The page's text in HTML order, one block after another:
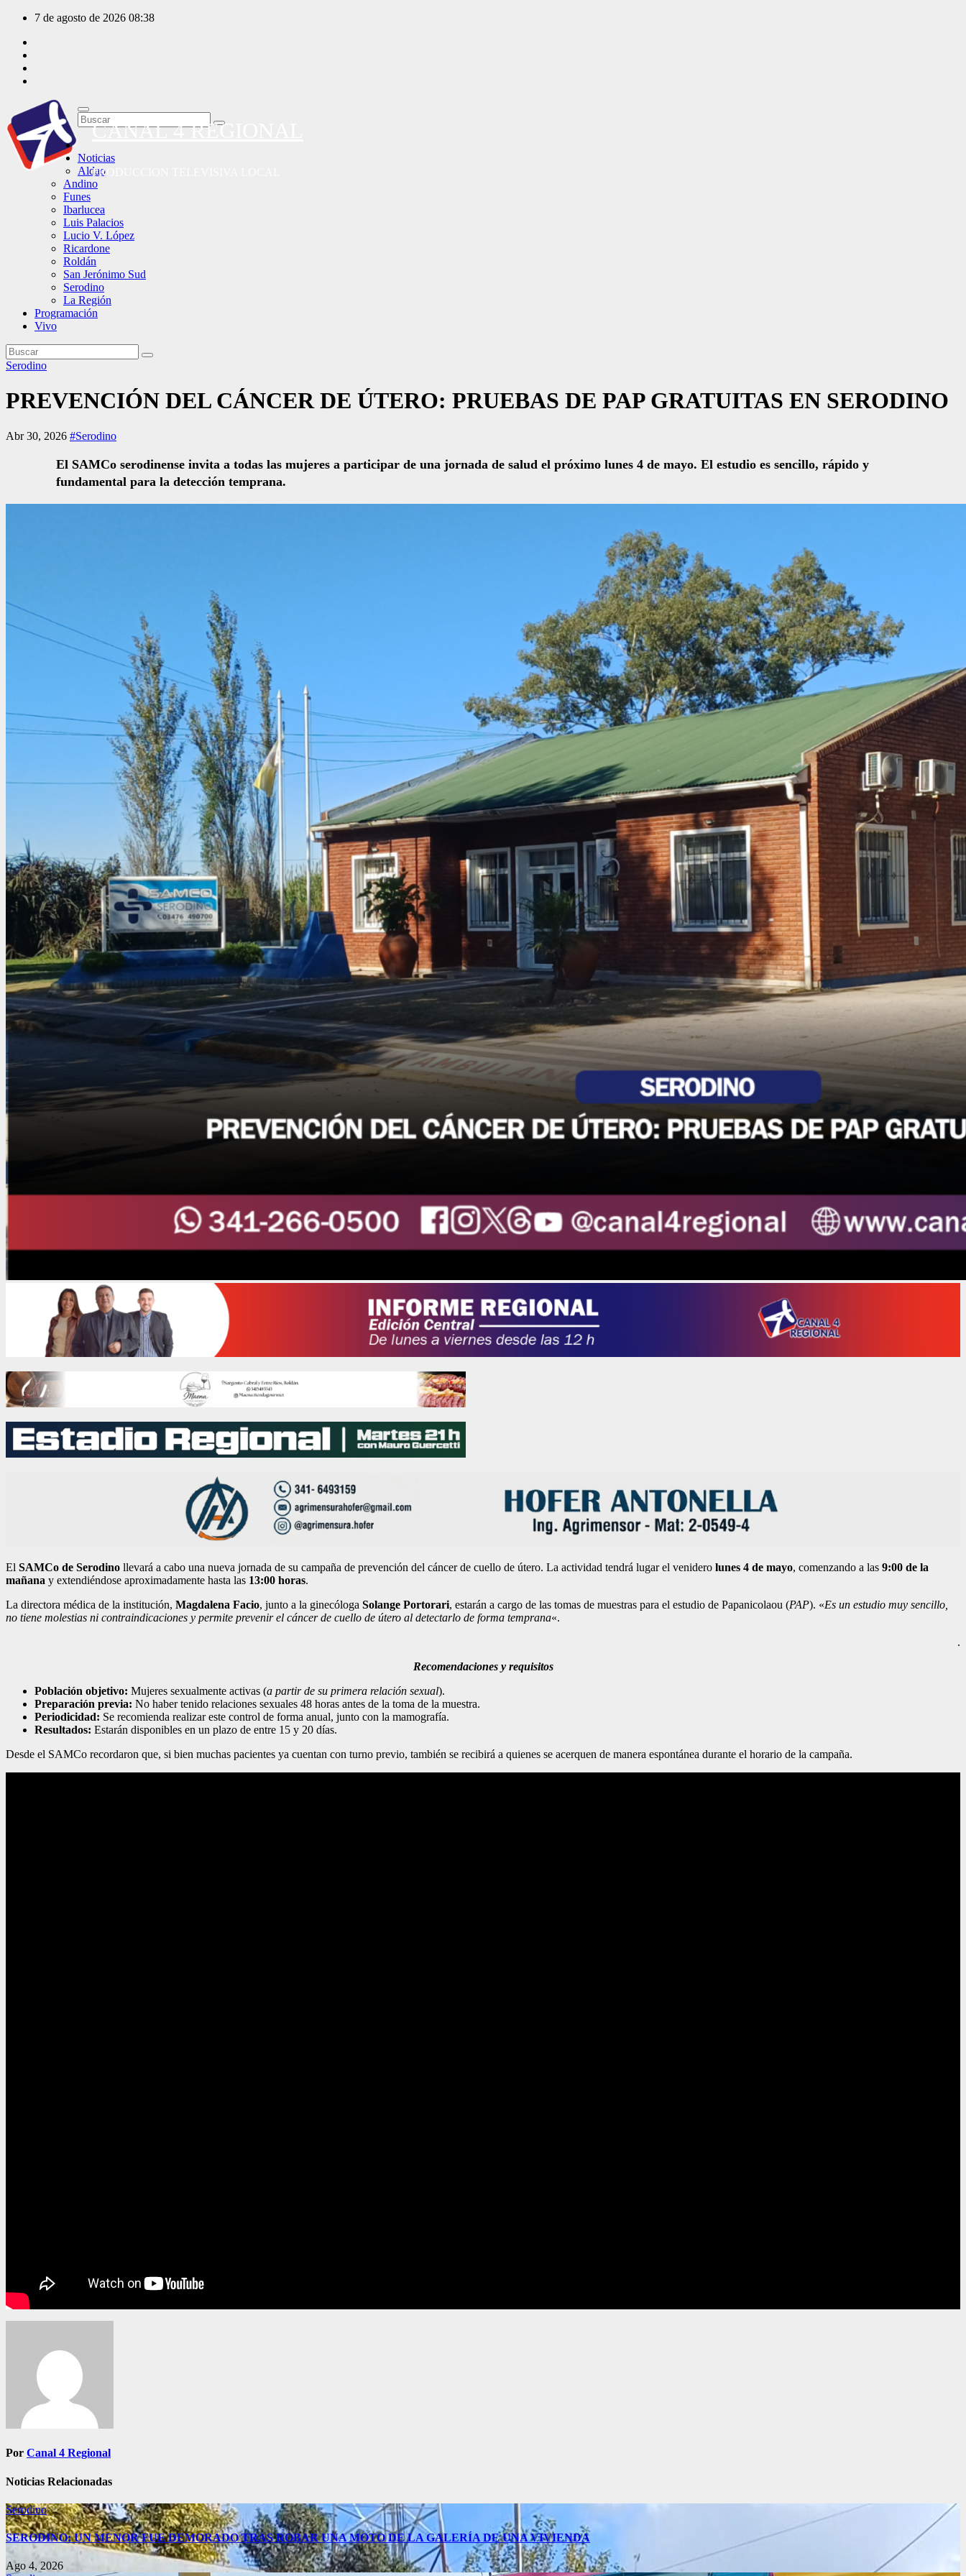
Saltar
contenido
7 de agosto de 2026 08:38
CANAL 4 REGIONAL
PRODUCCION TELEVISIVA LOCAL
Noticias
Aldao
Andino
Funes
Ibarlucea
Luis Palacios
Lucio V. López
Ricardone
Roldán
San Jerónimo Sud
Serodino
La Región
Programación
Vivo
Serodino
PREVENCIÓN DEL CÁNCER DE ÚTERO: PRUEBAS DE PAP GRATUITAS EN SERODINO
Abr 30, 2026 #Serodino
El SAMCo serodinense invita a todas las mujeres a participar de una jornada de salud el próximo lunes 4 de mayo. El estudio es sencillo, rápido y
fundamental para la detección temprana.
El SAMCo de Serodino llevará a cabo una nueva jornada de su campaña de prevención del cáncer de cuello de útero. La actividad tendrá lugar el venidero lunes 4 de mayo, comenzando a las 9:00 de la
mañana y extendiéndose aproximadamente hasta las 13:00 horas.
La directora médica de la institución, Magdalena Facio, junto a la ginecóloga Solange Portorari, estarán a cargo de las tomas de muestras para el estudio de Papanicolaou (PAP). «Es un estudio muy sencillo,
no tiene molestias ni contraindicaciones y permite prevenir el cáncer de cuello de útero al detectarlo de forma temprana«.
.
Recomendaciones y requisitos
Población objetivo: Mujeres sexualmente activas (a partir de su primera relación sexual).
Preparación previa: No haber tenido relaciones sexuales 48 horas antes de la toma de la muestra.
Periodicidad: Se recomienda realizar este control de forma anual, junto con la mamografía.
Resultados: Estarán disponibles en un plazo de entre 15 y 20 días.
Desde el SAMCo recordaron que, si bien muchas pacientes ya cuentan con turno previo, también se recibirá a quienes se acerquen de manera espontánea durante el horario de la campaña.
entradas
Por Canal 4 Regional
Noticias Relacionadas
Serodino
SERODINO: UN MENOR FUE DEMORADO TRAS ROBAR UNA MOTO DE LA GALERÍA DE UNA VIVIENDA
Ago 4, 2026